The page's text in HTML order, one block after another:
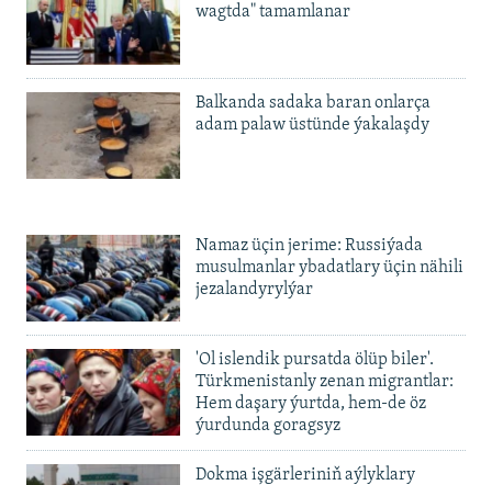
wagtda" tamamlanar
Balkanda sadaka baran onlarça
adam palaw üstünde ýakalaşdy
Namaz üçin jerime: Russiýada
musulmanlar ybadatlary üçin nähili
jezalandyrylýar
'Ol islendik pursatda ölüp biler'.
Türkmenistanly zenan migrantlar:
Hem daşary ýurtda, hem-de öz
ýurdunda goragsyz
Dokma işgärleriniň aýlyklary